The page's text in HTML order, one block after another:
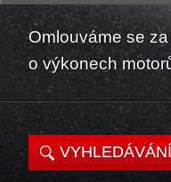
Omlouváme se
o výkonech
VYHLEDÁVÁNÍ